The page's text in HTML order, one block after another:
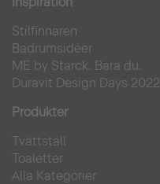
Stilfinnaren
Badrumsidéer
ME by Starck. Bara du.
Duravit Design Days 2022
Produkter
Tvättställ
Toaletter
Alla Kategorier